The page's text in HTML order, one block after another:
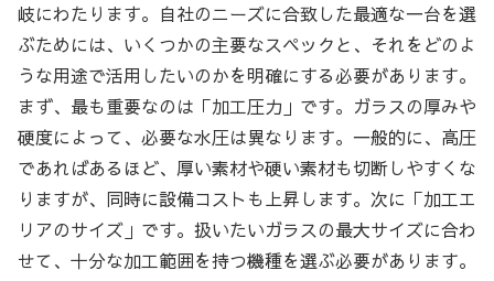
岐にわたります。自社のニーズに合致した最適な一台を選
ぶためには、いくつかの主要なスペックと、それをどのよ
うな用途で活用したいのかを明確にする必要があります。
まず、最も重要なのは「加工圧力」です。ガラスの厚みや
硬度によって、必要な水圧は異なります。一般的に、高圧
であればあるほど、厚い素材や硬い素材も切断しやすくな
りますが、同時に設備コストも上昇します。次に「加工エ
リアのサイズ」です。扱いたいガラスの最大サイズに合わ
せて、十分な加工範囲を持つ機種を選ぶ必要があります。